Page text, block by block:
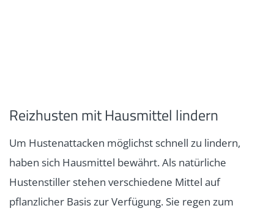
Reizhusten mit Hausmittel lindern
Um Hustenattacken möglichst schnell zu lindern,
haben sich Hausmittel bewährt. Als natürliche
Hustenstiller stehen verschiedene Mittel auf
pflanzlicher Basis zur Verfügung. Sie regen zum